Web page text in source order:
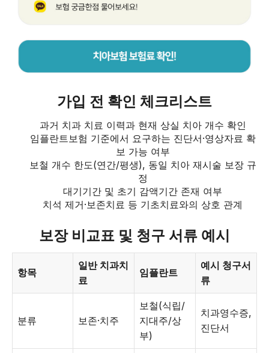
가입 전 확인 체크리스트
과거 치과 치료 이력과 현재 상실 치아 개수 확인
임플란트보험 기준에서 요구하는 진단서·영상자료 확
보 가능 여부
보철 개수 한도(연간/평생), 동일 치아 재시술 보장 규
정
대기기간 및 초기 감액기간 존재 여부
치석 제거·보존치료 등 기초치료와의 상호 관계
보장 비교표 및 청구 서류 예시
항목
일반 치과치
료
임플란트
예시 청구서
류
분류 보존·치주
보철(식립/
지대주/상
부)
치과영수증,
진단서